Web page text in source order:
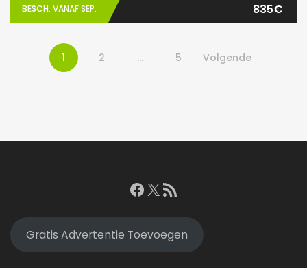
BESCH. VANAF SEP. 835€
1 2 … 5 Volgende
Facebook
X RSS feed
Gratis Advertentie Toevoegen